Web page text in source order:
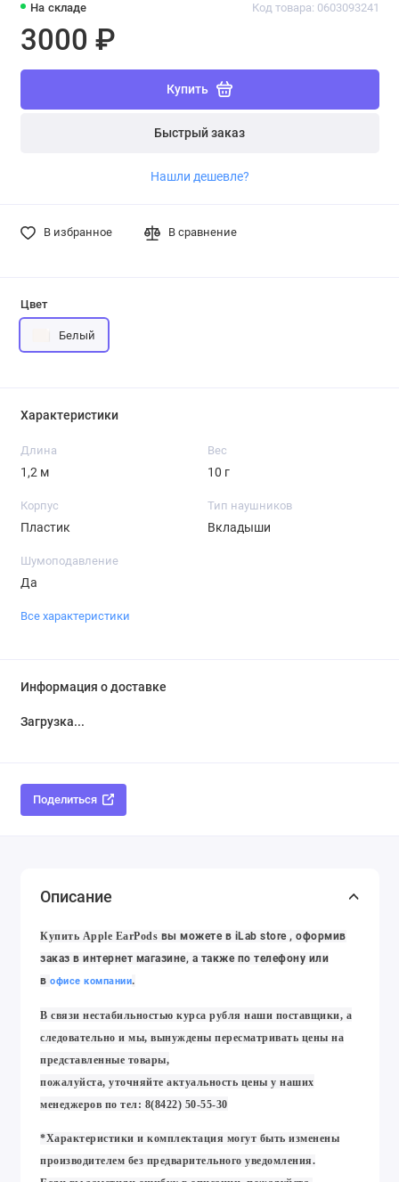
На складе Код товара: 0603093241
3000 ₽
Купить
Быстрый заказ
Нашли дешевле?
В избранное В сравнение
Цвет
Белый
Характеристики
Длина
1,2 м
Вес
10 г
Корпус
Пластик
Тип наушников
Вкладыши
Шумоподавление
Да
Все характеристики
Информация о доставке
Загрузка...
Поделиться
Описание
Купить Apple EarPods вы можете в iLab store, оформив
заказ в интернет магазине, а также по телефону или
в офисе компании.
В связи нестабильностью курса рубля наши поставщики, а
следовательно и мы, вынуждены пересматривать цены на
представленные товары,
пожалуйста, уточняйте актуальность цены у наших
менеджеров по тел: 8(8422) 50-55-30
*Характеристики и комплектация могут быть изменены
производителем без предварительного уведомления.